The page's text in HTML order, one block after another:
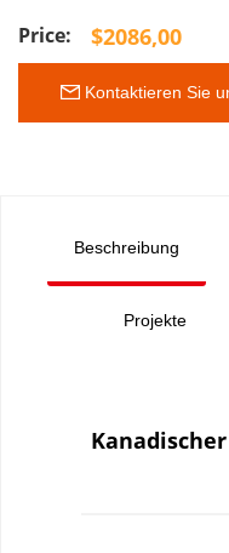
$2086,00
Kontaktieren Sie
Beschreibung
Projekte